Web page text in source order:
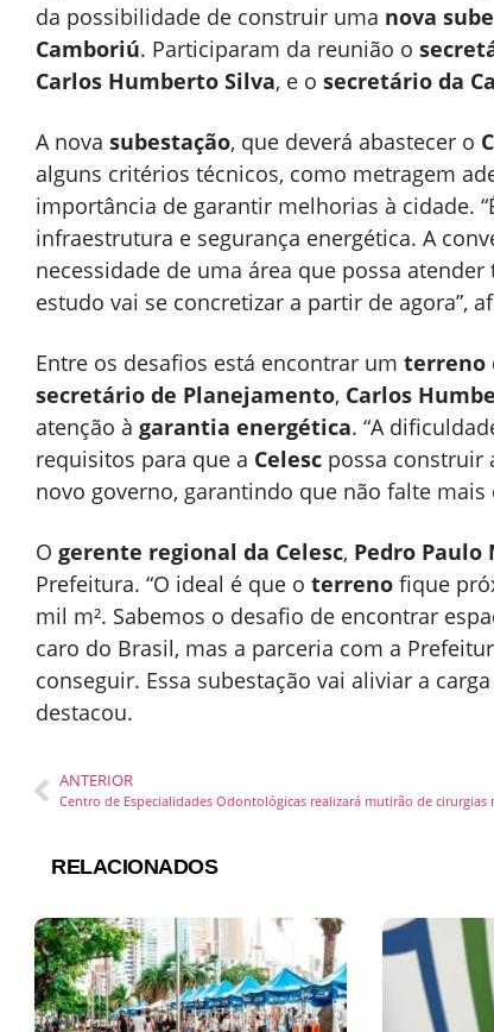
da possibilidade de construir uma nova
Camboriú. Participaram da reunião o
Carlos Humberto Silva, e o secretário da
A nova subestação, que deverá abastecer o
alguns critérios técnicos, como metragem
importância de garantir melhorias à cidade.
infraestrutura e segurança energética. A
necessidade de uma área que possa atender
estudo vai se concretizar a partir de agora”,
Entre os desafios está encontrar um terreno
secretário de Planejamento, Carlos
atenção à garantia energética. “A
requisitos para que a Celesc possa construir
novo governo, garantindo que não falte mais
O gerente regional da Celesc, Pedro Paulo
Prefeitura. “O ideal é que o terreno fique
mil m². Sabemos o desafio de encontrar
caro do Brasil, mas a parceria com a
conseguir. Essa subestação vai aliviar a
destacou.
ANTERIOR
RELACIONADOS